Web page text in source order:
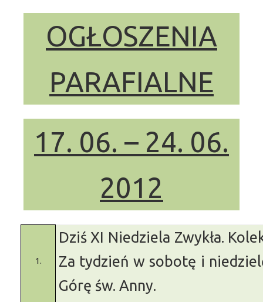
OGŁOSZENIA
PARAFIALNE
17. 06. – 24. 06.
2012
1.
Dziś XI Niedziela Zwykła.
Za tydzień w sobotę i
Górę św. Anny.